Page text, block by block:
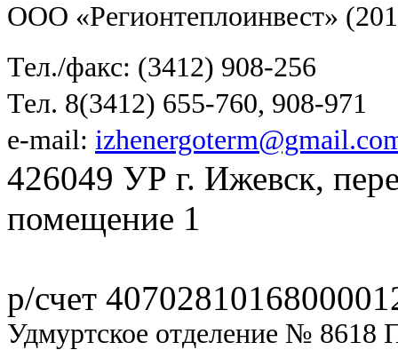
ООО «Регионтеплоинвест»
Тел./факс: (3412) 908-256
Тел. 8(3412) 655-760, 908-971
e-mail:
426049 УР г. Ижевск,
помещение 1
р/счет
Удмуртское отделение №